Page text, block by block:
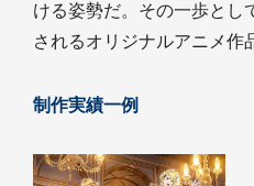
ける姿勢だ。その一歩とし
されるオリジナルアニメ作
制作実績一例